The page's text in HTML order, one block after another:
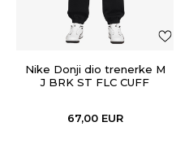
Nike Donji dio trenerke M
J BRK ST FLC CUFF
67,00 EUR